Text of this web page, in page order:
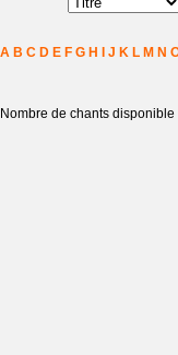
A B C D E F G H J K L M N
Nombre de chants disponible